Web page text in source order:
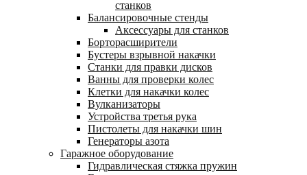
станков
Балансировочные стенды
Аксессуары для станков
Борторасширители
Бустеры взрывной накачки
Станки для правки дисков
Ванны для проверки колес
Клетки для накачки колес
Вулканизаторы
Устройства третья рука
Пистолеты для накачки шин
Генераторы азота
Гаражное оборудование
Гидравлическая стяжка пружин